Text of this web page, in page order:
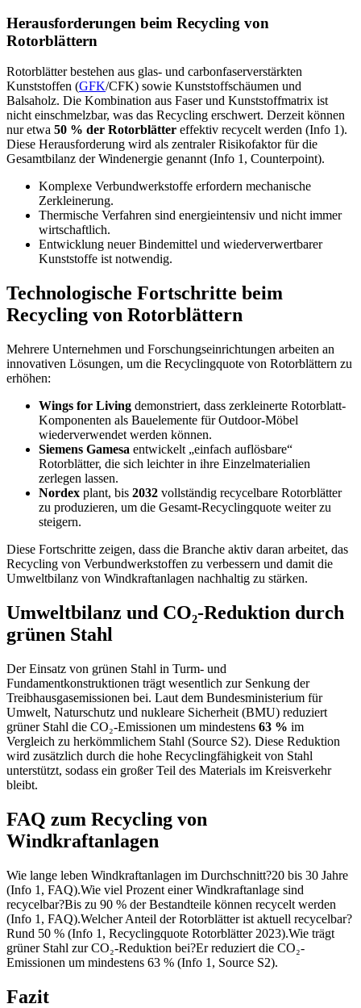
Herausforderungen beim Recycling von
Rotorblättern
Rotorblätter bestehen aus glas- und carbonfaserverstärkten
Kunststoffen (GFK/CFK) sowie Kunststoffschäumen und
Balsaholz. Die Kombination aus Faser und Kunststoffmatrix ist
nicht einschmelzbar, was das Recycling erschwert. Derzeit können
nur etwa 50 % der Rotorblätter effektiv recycelt werden (Info 1).
Diese Herausforderung wird als zentraler Risikofaktor für die
Gesamtbilanz der Windenergie genannt (Info 1, Counterpoint).
Komplexe Verbundwerkstoffe erfordern mechanische
Zerkleinerung.
Thermische Verfahren sind energieintensiv und nicht immer
wirtschaftlich.
Entwicklung neuer Bindemittel und wiederverwertbarer
Kunststoffe ist notwendig.
Technologische Fortschritte beim
Recycling von Rotorblättern
Mehrere Unternehmen und Forschungseinrichtungen arbeiten an
innovativen Lösungen, um die Recyclingquote von Rotorblättern zu
erhöhen:
Wings for Living demonstriert, dass zerkleinerte Rotorblatt-
Komponenten als Bauelemente für Outdoor-Möbel
wiederverwendet werden können.
Siemens Gamesa entwickelt „einfach auflösbare“
Rotorblätter, die sich leichter in ihre Einzelmaterialien
zerlegen lassen.
Nordex plant, bis 2032 vollständig recycelbare Rotorblätter
zu produzieren, um die Gesamt-Recyclingquote weiter zu
steigern.
Diese Fortschritte zeigen, dass die Branche aktiv daran arbeitet, das
Recycling von Verbundwerkstoffen zu verbessern und damit die
Umweltbilanz von Windkraftanlagen nachhaltig zu stärken.
Umweltbilanz und CO₂-Reduktion durch
grünen Stahl
Der Einsatz von grünen Stahl in Turm- und
Fundamentkonstruktionen trägt wesentlich zur Senkung der
Treibhausgasemissionen bei. Laut dem Bundesministerium für
Umwelt, Naturschutz und nukleare Sicherheit (BMU) reduziert
grüner Stahl die CO₂-Emissionen um mindestens 63 % im
Vergleich zu herkömmlichem Stahl (Source S2). Diese Reduktion
wird zusätzlich durch die hohe Recyclingfähigkeit von Stahl
unterstützt, sodass ein großer Teil des Materials im Kreisverkehr
bleibt.
FAQ zum Recycling von
Windkraftanlagen
Wie lange leben Windkraftanlagen im Durchschnitt?20 bis 30 Jahre
(Info 1, FAQ).Wie viel Prozent einer Windkraftanlage sind
recycelbar?Bis zu 90 % der Bestandteile können recycelt werden
(Info 1, FAQ).Welcher Anteil der Rotorblätter ist aktuell recycelbar?
Rund 50 % (Info 1, Recyclingquote Rotorblätter 2023).Wie trägt
grüner Stahl zur CO₂-Reduktion bei?Er reduziert die CO₂-
Emissionen um mindestens 63 % (Info 1, Source S2).
Fazit